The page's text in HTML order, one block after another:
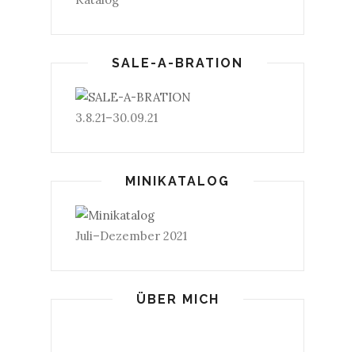
SALE-A-BRATION
3.8.21–30.09.21
MINIKATALOG
Juli–Dezember 2021
ÜBER MICH